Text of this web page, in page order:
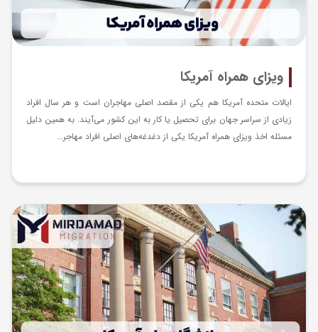
ویزای همراه آمریکا
ایالات متحده آمریکا هم یکی از مقصد اصلی مهاجران است و هر سال افراد
زیادی از سراسر جهان برای تحصیل یا کار به این کشور می‌آیند. به همین دلیل
مسئله اخذ ویزای همراه آمریکا یکی از دغدغه‌های اصلی افراد مهاجر...